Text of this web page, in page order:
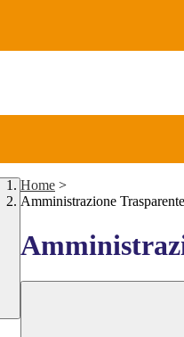
Home >
Amministrazione Trasparente